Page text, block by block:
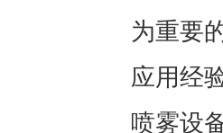
为重要
应用经
喷雾设